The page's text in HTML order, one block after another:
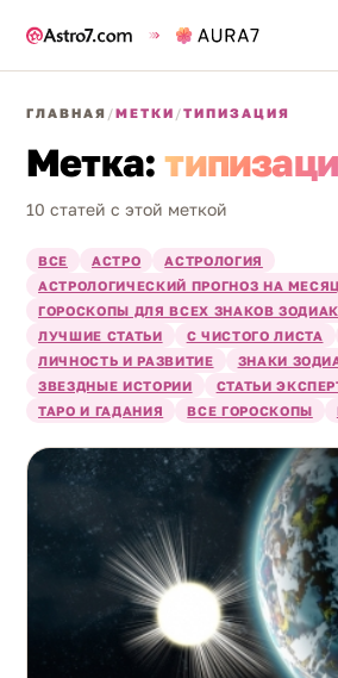
ГЛАВНАЯ /МЕТКИ /ТИПИЗАЦИЯ
Метка:
10 статей с этой меткой
ВСЕ АСТРО
АСТРОЛОГИЯ
АСТРОЛОГИЧЕСКИЙ ПРОГНОЗ НА
ГОРОСКОПЫ ДЛЯ ВСЕХ ЗНАКОВ
ЛУЧШИЕ СТАТЬИ
С ЧИСТОГО ЛИСТА
ЛИЧНОСТЬ И РАЗВИТИЕ
ЗНАКИ
ЗВЕЗДНЫЕ ИСТОРИИ
СТАТЬИ
ТАРО И ГАДАНИЯ
ВСЕ ГОРОСКОПЫ